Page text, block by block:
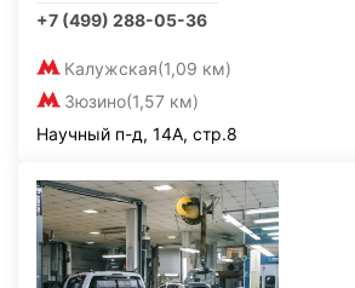
+7 (499) 288-05-36
Калужская(1,09 км)
Зюзино(1,57 км)
Научный п-д, 14А, стр.8